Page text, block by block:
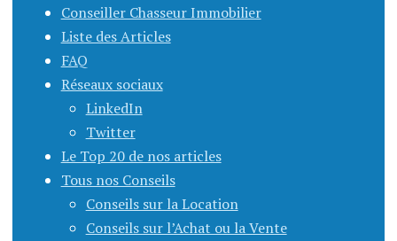
Conseiller Chasseur Immobilier
Liste des Articles
FAQ
Réseaux sociaux
LinkedIn
Twitter
Le Top 20 de nos articles
Tous nos Conseils
Conseils sur la Location
Conseils sur l’Achat ou la Vente